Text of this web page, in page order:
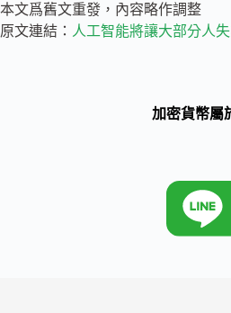
本文爲舊文重發，內容略作調整
原文連結： 人工智能將讓大部分人
加密貨幣屬